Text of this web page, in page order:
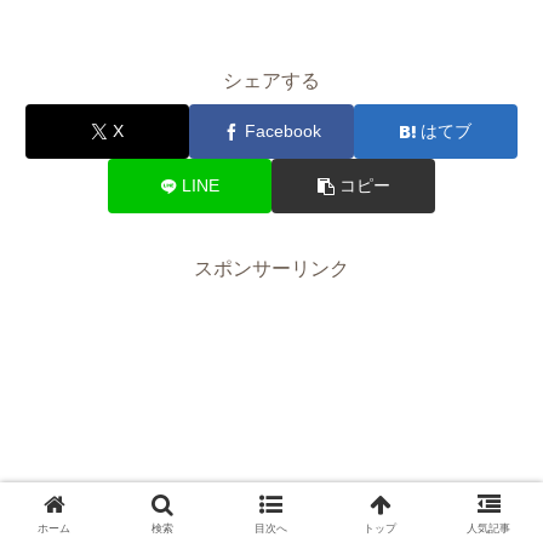
シェアする
X Facebook はてブ
LINE コピー
スポンサーリンク
ホーム 検索 目次へ トップ 人気記事